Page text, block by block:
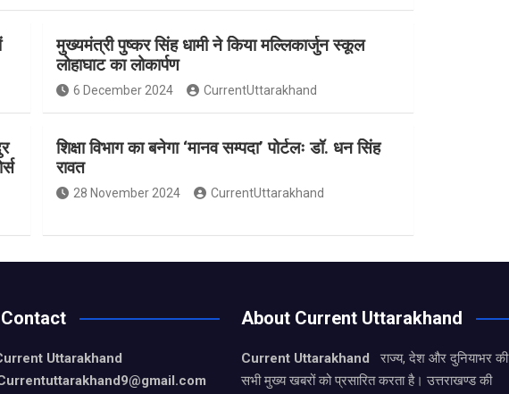
मुख्यमंत्री पुष्कर सिंह धामी ने किया मल्लिकार्जुन स्कूल
लोहाघाट का लोकार्पण
6 December 2024 CurrentUttarakhand
शिक्षा विभाग का बनेगा ‘मानव सम्पदा’ पोर्टलः डॉ. धन सिंह
रावत
28 November 2024 CurrentUttarakhand
Uttarakhand
@gmail.com
About Current Uttarakhand
Current Uttarakhand
राज्य, देश और दुनियाभर की
सभी मुख्य खबरों को प्रसारित करता है। उत्तराखण्ड की